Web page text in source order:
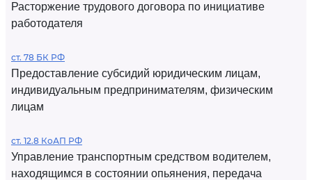
Расторжение трудового договора по инициативе
работодателя
ст. 78 БК РФ
Предоставление субсидий юридическим лицам,
индивидуальным предпринимателям, физическим
лицам
ст. 12.8 КоАП РФ
Управление транспортным средством водителем,
находящимся в состоянии опьянения, передача